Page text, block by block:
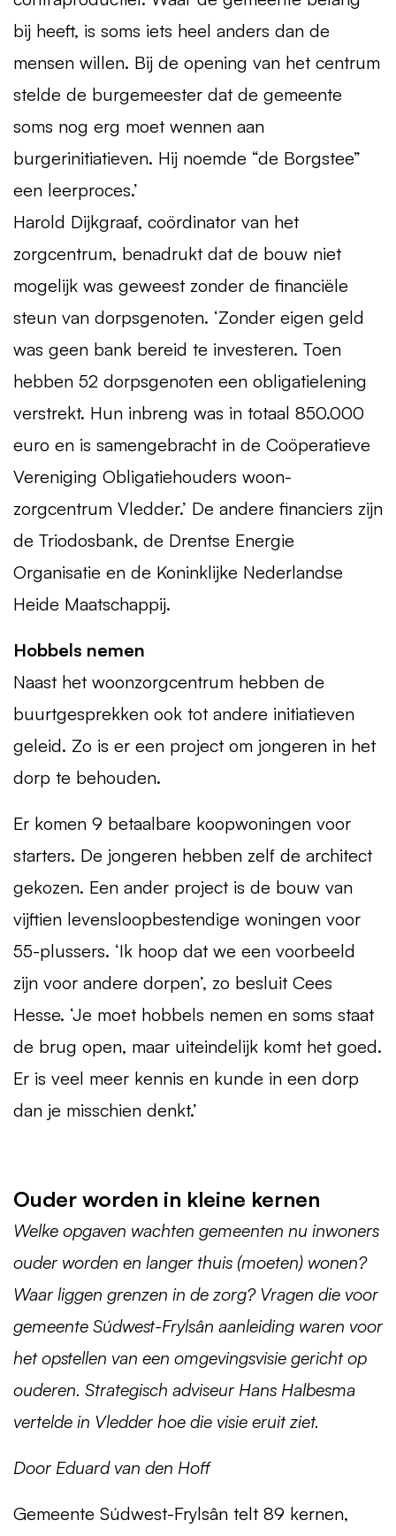
bij heeft, is soms iets heel anders dan de
mensen willen. Bij de opening van het centrum
stelde de burgemeester dat de gemeente
soms nog erg moet wennen aan
burgerinitiatieven. Hij noemde “de Borgstee”
een leerproces.’
Harold Dijkgraaf, coördinator van het
zorgcentrum, benadrukt dat de bouw niet
mogelijk was geweest zonder de financiële
steun van dorpsgenoten. ‘Zonder eigen geld
was geen bank bereid te investeren. Toen
hebben 52 dorpsgenoten een obligatielening
verstrekt. Hun inbreng was in totaal 850.000
euro en is samengebracht in de Coöperatieve
Vereniging Obligatiehouders woon-
zorgcentrum Vledder.’ De andere financiers zijn
de Triodosbank, de Drentse Energie
Organisatie en de Koninklijke Nederlandse
Heide Maatschappij.
Hobbels nemen
Naast het woonzorgcentrum hebben de
buurtgesprekken ook tot andere initiatieven
geleid. Zo is er een project om jongeren in het
dorp te behouden.
Er komen 9 betaalbare koopwoningen voor
starters. De jongeren hebben zelf de architect
gekozen. Een ander project is de bouw van
vijftien levensloopbestendige woningen voor
55-plussers. ‘Ik hoop dat we een voorbeeld
zijn voor andere dorpen’, zo besluit Cees
Hesse. ‘Je moet hobbels nemen en soms staat
de brug open, maar uiteindelijk komt het goed.
Er is veel meer kennis en kunde in een dorp
dan je misschien denkt.’
Ouder worden in kleine kernen
Welke opgaven wachten gemeenten nu inwoners
ouder worden en langer thuis (moeten) wonen?
Waar liggen grenzen in de zorg? Vragen die voor
gemeente Súdwest-Frylsân aanleiding waren voor
het opstellen van een omgevingsvisie gericht op
ouderen. Strategisch adviseur Hans Halbesma
vertelde in Vledder hoe die visie eruit ziet.
Door Eduard van den Hoff
Gemeente Súdwest-Frylsân telt 89 kernen,